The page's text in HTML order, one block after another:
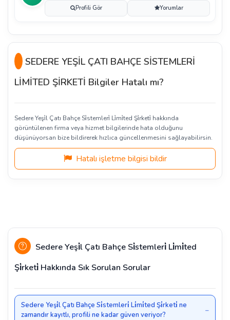
Profili Gör Yorumlar
SEDERE YEŞİL ÇATI BAHÇE SİSTEMLERİ
LİMİTED ŞİRKETİ Bilgiler Hatalı mı?
Sedere Yeşi̇l Çatı Bahçe Si̇stemleri̇ Li̇mi̇ted Şi̇rketi̇ hakkında
görüntülenen firma veya hizmet bilgilerinde hata olduğunu
düşünüyorsan bize bildirerek hızlıca güncellenmesini sağlayabilirsin.
Hatalı işletme bilgisi bildir
Sedere Yeşi̇l Çatı Bahçe Si̇stemleri̇ Li̇mi̇ted
Şi̇rketi̇ Hakkında Sık Sorulan Sorular
Sedere Yeşi̇l Çatı Bahçe Si̇stemleri̇ Li̇mi̇ted Şi̇rketi̇ ne
zamandır kayıtlı, profili ne kadar güven veriyor?